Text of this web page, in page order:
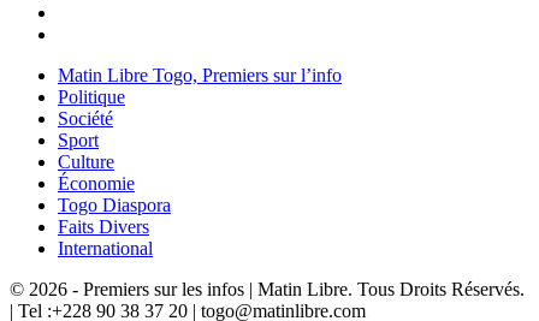
Matin Libre Togo, Premiers sur l’info
Politique
Société
Sport
Culture
Économie
Togo Diaspora
Faits Divers
International
© 2026 - Premiers sur les infos | Matin Libre. Tous Droits Réservés.
| Tel :+228 90 38 37 20 | togo@matinlibre.com